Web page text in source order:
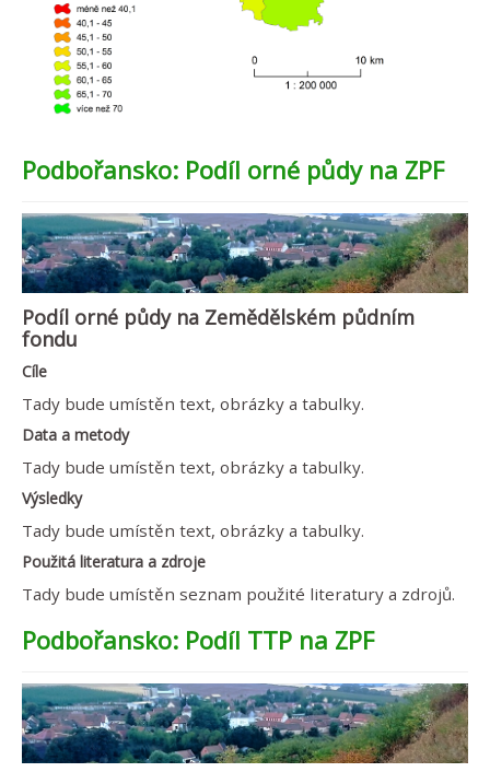
Podbořansko: Podíl orné půdy na ZPF
Podíl orné půdy na Zemědělském půdním
fondu
Cíle
Tady bude umístěn text, obrázky a tabulky.
Data a metody
Tady bude umístěn text, obrázky a tabulky.
Výsledky
Tady bude umístěn text, obrázky a tabulky.
Použitá literatura a zdroje
Tady bude umístěn seznam použité literatury a zdrojů.
Podbořansko: Podíl TTP na ZPF